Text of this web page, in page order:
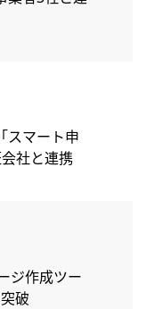
スマート申
社と連携
ジ作成ツー
破